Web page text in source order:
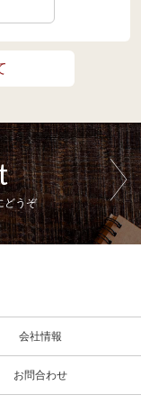
どうぞ
会社情報
お問合わせ